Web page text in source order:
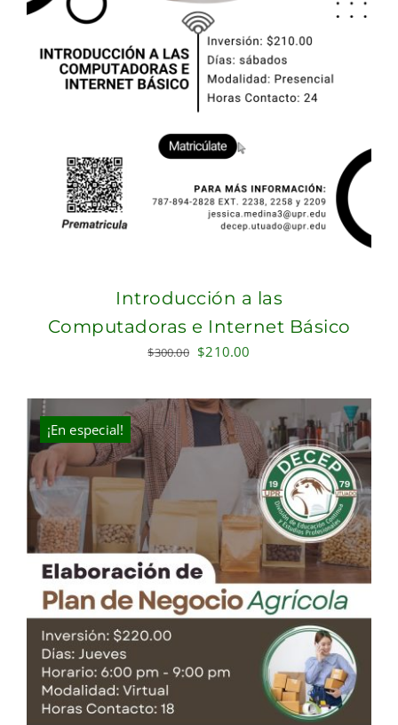
Introducción a las
Computadoras e Internet Básico
$300.00 Original
was:
$300.00.
$210.00
is:
$210.00.
¡En especial!